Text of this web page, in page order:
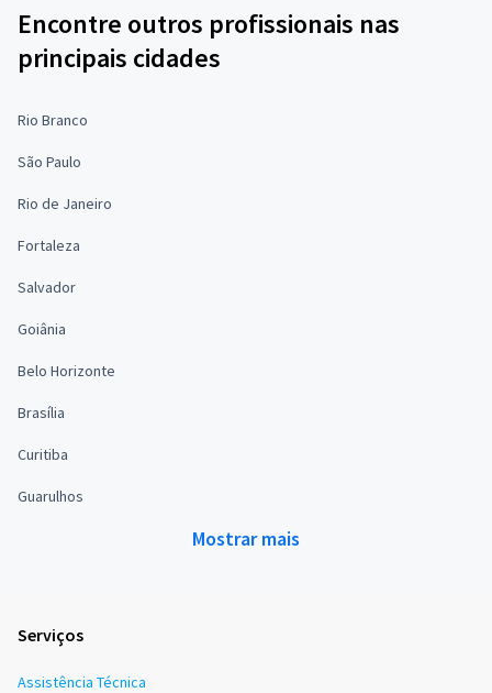
Encontre outros profissionais nas
principais cidades
Rio Branco
São Paulo
Rio de Janeiro
Fortaleza
Salvador
Goiânia
Belo Horizonte
Brasília
Curitiba
Guarulhos
Mostrar mais
Serviços
Assistência Técnica